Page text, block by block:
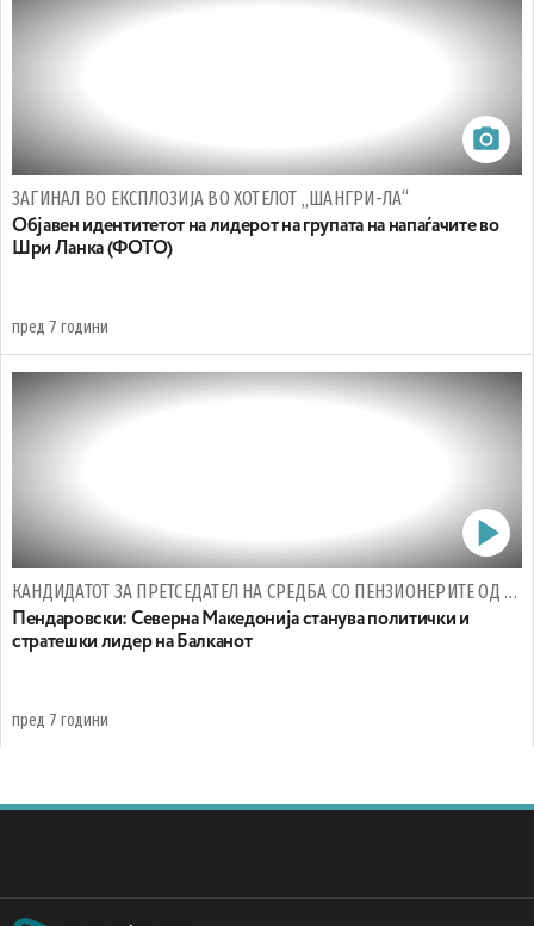
ЗАГИНАЛ ВО ЕКСПЛОЗИЈА ВО ХОТЕЛОТ „ШАНГРИ-ЛА“
Објавен идентитетот на лидерот на групата на напаѓачите во
Шри Ланка (ФОТО)
пред 7 години
КАНДИДАТОТ ЗА ПРЕТСЕДАТЕЛ НА СРЕДБА СО ПЕНЗИОНЕРИТЕ ОД ОХРИД
Пендаровски: Северна Македонија станува политички и
стратешки лидер на Балканот
пред 7 години